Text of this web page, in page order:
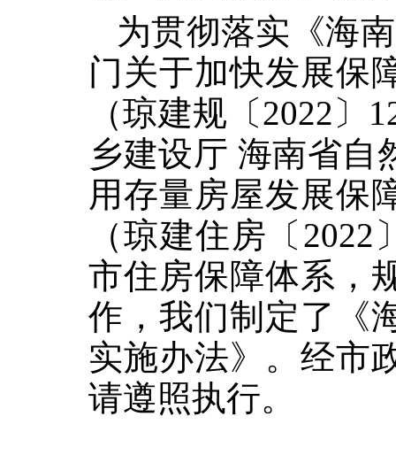
为贯彻落实《海
门关于加快发展保
（琼建规〔2022〕
乡建设厅 海南省自
用存量房屋发展保
（琼建住房〔
市住房保障体系，
作，我们制定了《
实施办法》。经市
请遵照执行。